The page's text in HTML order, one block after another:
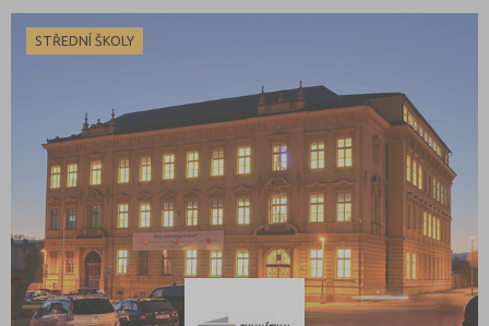
Praha-východ (108)
Praha-západ (81)
Prostějov (85)
Přerov (115)
Příbram (105)
Rakovník (46)
Rokycany (33)
Rychnov nad Kněžnou (81)
Semily (68)
STŘEDNÍ ŠKOLY